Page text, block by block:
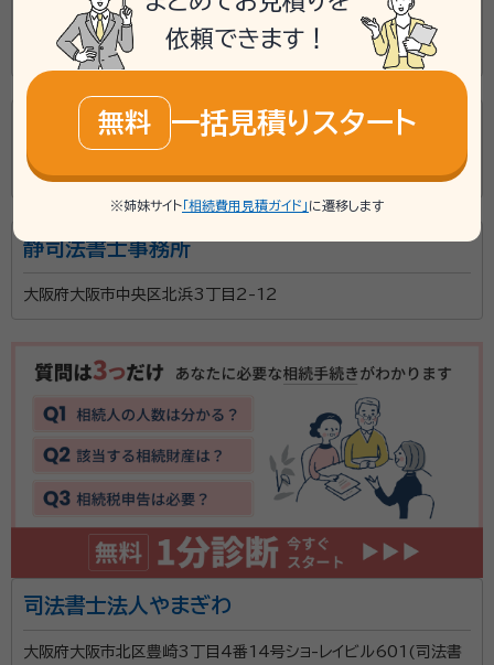
あおば司法書士法人(大阪市中央区)
大阪府大阪市中央区瓦町4丁目8番5号
和田司法書士事務所
大阪府大阪市北区西天満4丁目10-24
静司法書士事務所
大阪府大阪市中央区北浜3丁目2-12
司法書士法人やまぎわ
大阪府大阪市北区豊崎3丁目4番14号ショ-レイビル601(司法書
依頼できます！
無料 一括見積りスタート
※姉妹サイト 「相続費用見積ガイド」 に遷移します